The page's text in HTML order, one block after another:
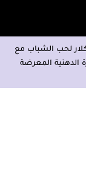
لحب الشباب مع
الدهنية المعرضة